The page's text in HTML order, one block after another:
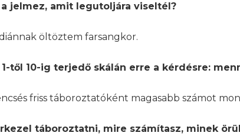
jelmez, amit legutoljára viseltél?
öltöztem farsangkor.
től 10-ig terjedő skálán erre a kérdésre:
friss táboroztatóként magasabb számot
táboroztatni, mire számítasz, minek